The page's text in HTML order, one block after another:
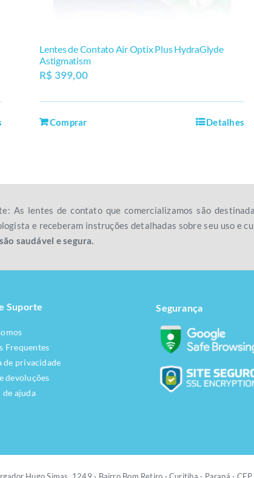
Lentes de Contato Air Optix Plus HydraGlyde
Astigmatism
R$ 399,00
Comprar Detalhes
As lentes de contato que comercializamos são
e receberam instruções detalhadas sobre seu uso e
saudável e segura.
Suporte
Frequentes
de privacidade
devoluções
ajuda
Segurança